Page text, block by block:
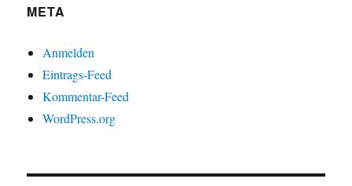
META
Anmelden
Eintrags-Feed
Kommentar-Feed
WordPress.org